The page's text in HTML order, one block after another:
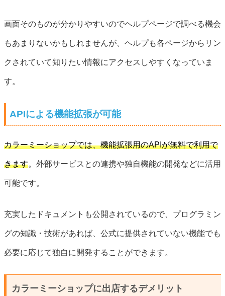
画面そのものが分かりやすいのでヘルプページで調べる機会
もあまりないかもしれませんが、ヘルプも各ページからリン
クされていて知りたい情報にアクセスしやすくなっていま
す。
APIによる機能拡張が可能
カラーミーショップでは、機能拡張用のAPIが無料で利用で
きます。外部サービスとの連携や独自機能の開発などに活用
可能です。
充実したドキュメントも公開されているので、プログラミン
グの知識・技術があれば、公式に提供されていない機能でも
必要に応じて独自に開発することができます。
カラーミーショップに出店するデメリット